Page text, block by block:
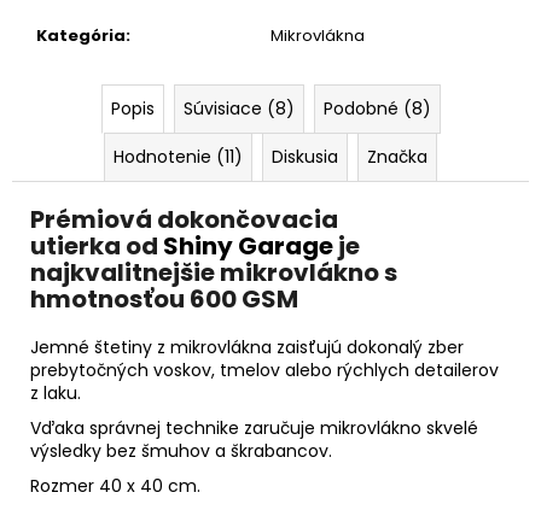
Kategória: Mikrovlákna
Popis Súvisiace (8)
Podobné (8)
Hodnotenie (11)
Diskusia Značka
Prémiová dokončovacia
utierka od Shiny Garageje
najkvalitnejšie mikrovlákno s
hmotnosťou 600 GSM
Jemné štetiny z mikrovlákna zaisťujú dokonalý zber
prebytočných voskov, tmelov alebo rýchlych detailerov
z laku.
Vďaka správnej technike zaručuje mikrovlákno skvelé
výsledky bez šmuhov a škrabancov.
Rozmer 40 x 40 cm.
RRCUSTOMS
BAD
€11,99
Pôvodne:
€13,99